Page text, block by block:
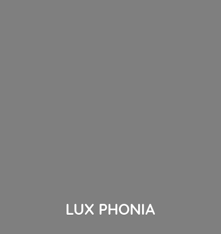
LUX PHONIA